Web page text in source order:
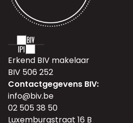
Erkend BIV makelaar
BIV 506 252
Contactgegevens BIV:
info@biv.be
02 505 38 50
Luxemburgstraat 16 B